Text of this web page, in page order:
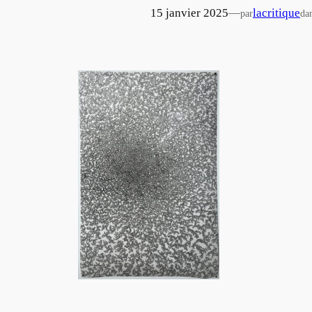
15 janvier 2025—parlacritique